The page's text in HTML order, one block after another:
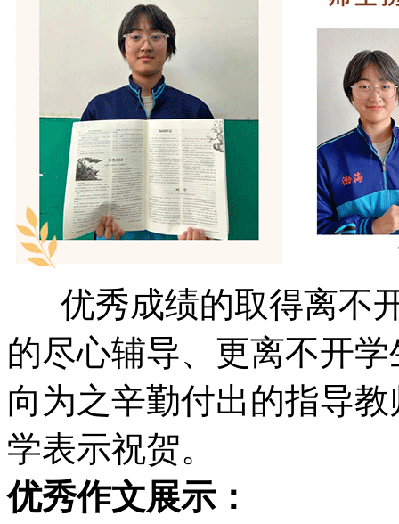
优秀成绩的取得离不
的尽心辅导、更离不开
向为之辛勤付出的指导
学表示祝贺。
优秀作文展示：